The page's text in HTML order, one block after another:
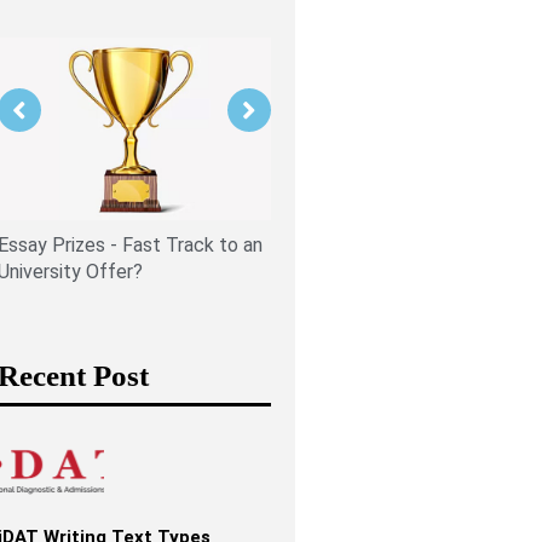
Essay Prizes - Fast Track to an
Offer?
Post
iDAT Writing Text Types